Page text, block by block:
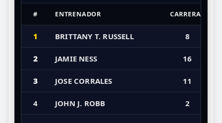
# ENTRENADOR CARRERAS
1 BRITTANY T. RUSSELL 8
2 JAMIE NESS 16
3 JOSE CORRALES 11
4 JOHN J. ROBB 2